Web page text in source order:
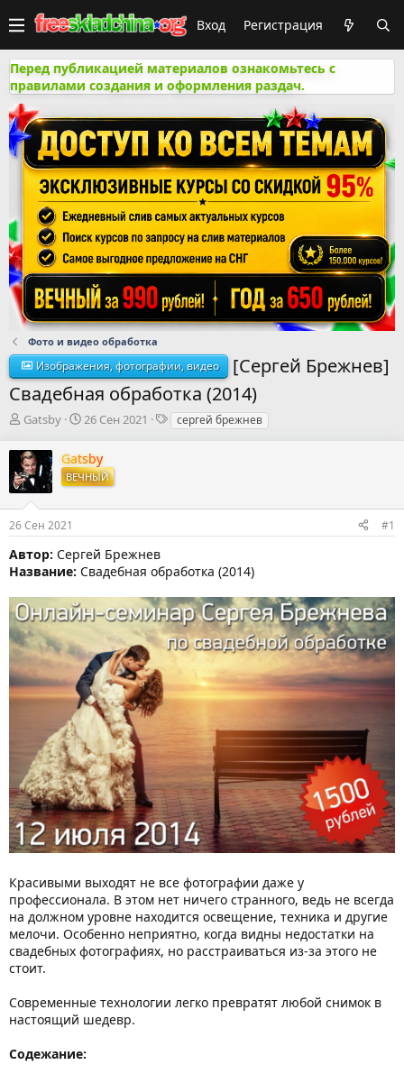
Вход Регистрация
Перед публикацией материалов ознакомьтесь с
правилами создания и оформления раздач.
Фото и видео обработка
Изображения, фотографии, видео
[Сергей Брежнев]
Свадебная обработка (2014)
А
т
о
р
м
ы
Gatsby
Д
т
а
н
а
л
а
26 Сен 2021
Тсергей брежнев
Gatsby
ВЕЧНЫЙ
26 Сен 2021 #1
Автор: Сергей Брежнев
Название: Свадебная обработка (2014)
Красивыми выходят не все фотографии даже у
профессионала. В этом нет ничего странного, ведь не всегда
на должном уровне находится освещение, техника и другие
мелочи. Особенно неприятно, когда видны недостатки на
свадебных фотографиях, но расстраиваться из-за этого не
стоит.
Современные технологии легко превратят любой снимок в
настоящий шедевр.
Содежание: